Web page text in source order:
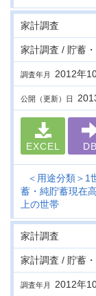
家計調査
家計調査 / 貯蓄
調査年月 2012年
公開（更新）日
EXCEL DB
＜用途分類＞1
蓄・純貯蓄現在
上の世帯
家計調査
家計調査 / 貯蓄
調査年月 2012年